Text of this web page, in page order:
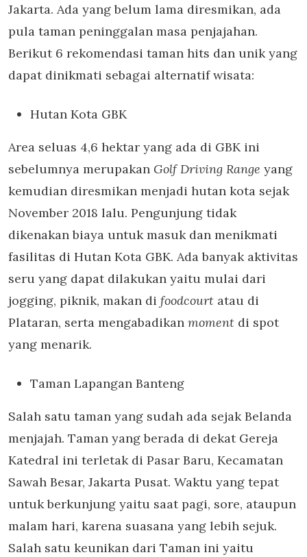
Jakarta. Ada yang belum lama diresmikan, ada
pula taman peninggalan masa penjajahan.
Berikut 6 rekomendasi taman hits dan unik yang
dapat dinikmati sebagai alternatif wisata:
Hutan Kota GBK
Area seluas 4,6 hektar yang ada di GBK ini
sebelumnya merupakan Golf Driving Range yang
kemudian diresmikan menjadi hutan kota sejak
November 2018 lalu. Pengunjung tidak
dikenakan biaya untuk masuk dan menikmati
fasilitas di Hutan Kota GBK. Ada banyak aktivitas
seru yang dapat dilakukan yaitu mulai dari
jogging, piknik, makan di foodcourt atau di
Plataran, serta mengabadikan moment di spot
yang menarik.
Taman Lapangan Banteng
Salah satu taman yang sudah ada sejak Belanda
menjajah. Taman yang berada di dekat Gereja
Katedral ini terletak di Pasar Baru, Kecamatan
Sawah Besar, Jakarta Pusat. Waktu yang tepat
untuk berkunjung yaitu saat pagi, sore, ataupun
malam hari, karena suasana yang lebih sejuk.
Salah satu keunikan dari Taman ini yaitu